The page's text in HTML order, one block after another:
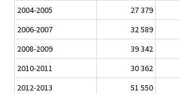
2004-2005
27 379
2006-2007
32 589
2008-2009
39 342
2010-2011
30 362
2012-2013
51 550